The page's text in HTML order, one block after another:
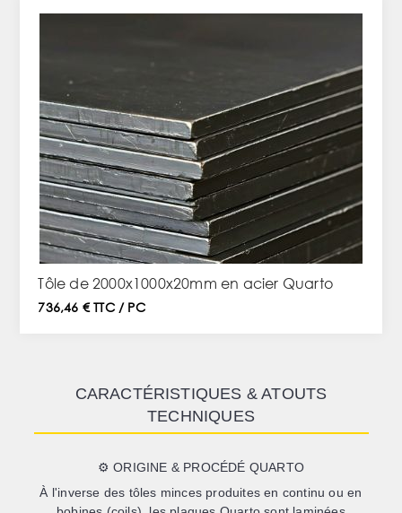
Tôle de 2000x1000x20mm en acier Quarto
736,46 € TTC / PC
CARACTÉRISTIQUES & ATOUTS
TECHNIQUES
⚙️ ORIGINE & PROCÉDÉ QUARTO
À l'inverse des tôles minces produites en continu ou en